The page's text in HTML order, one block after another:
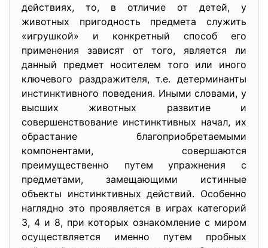
действиях, то, в отличие от детей, у
животных пригодность предмета служить
«игрушкой» и конкретный способ его
применения зависят от того, является ли
данный предмет носителем того или иного
ключевого раздражителя, т.е. детерминанты
инстинктивного поведения. Иными словами, у
высших животных развитие и
совершенствование инстинктивных начал, их
обрастание благоприобретаемыми
компонентами, совершаются
преимущественно путем упражнения с
предметами, замещающими истинные
объекты инстинктивных действий. Особенно
наглядно это проявляется в играх категорий
3, 4 и 8, при которых ознакомление с миром
осуществляется именно путем пробных